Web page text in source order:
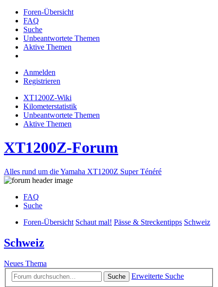
Foren-Übersicht
FAQ
Suche
Unbeantwortete Themen
Aktive Themen
Anmelden
Registrieren
XT1200Z-Wiki
Kilometerstatistik
Unbeantwortete Themen
Aktive Themen
XT1200Z-Forum
Alles rund um die Yamaha XT1200Z Super Ténéré
FAQ
Suche
Foren-Übersicht Schaut mal! Pässe & Streckentipps Schweiz
Schweiz
Neues Thema
Suche
Erweiterte Suche